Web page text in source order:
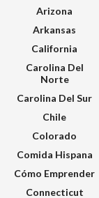
Arizona
Arkansas
California
Carolina Del
Norte
Carolina Del Sur
Chile
Colorado
Comida Hispana
Cómo Emprender
Connecticut